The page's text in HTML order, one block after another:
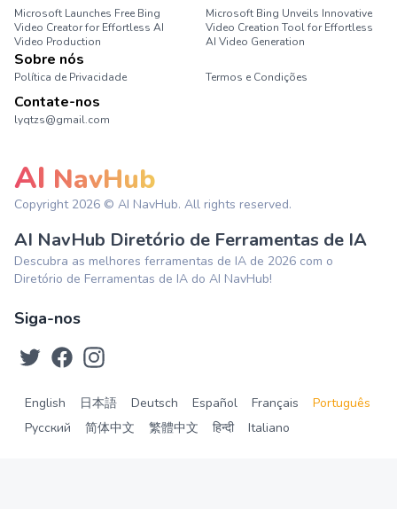
Microsoft Launches Free Bing
Video Creator for Effortless AI
Video Production
Microsoft Bing Unveils Innovative
Video Creation Tool for Effortless
AI Video Generation
Sobre nós
Política de Privacidade Termos e Condições
Contate-nos
lyqtzs@gmail.com
AI NavHub
Copyright 2026 © AI NavHub. All rights reserved.
AI NavHub Diretório de Ferramentas de IA
Descubra as melhores ferramentas de IA de 2026 com o
Diretório de Ferramentas de IA do AI NavHub!
Siga-nos
English 日本語 Deutsch Español Français
Português
Русский
简体中文 繁體中文 हिन्दी Italiano